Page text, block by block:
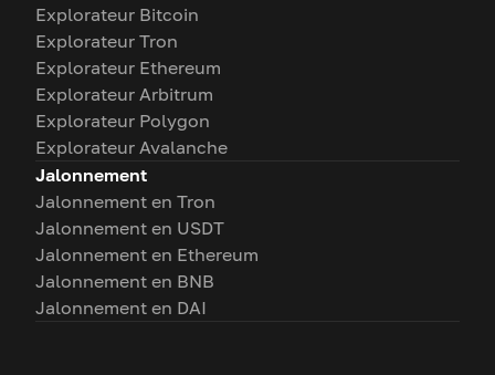
Explorateur Bitcoin
Explorateur Tron
Explorateur Ethereum
Explorateur Arbitrum
Explorateur Polygon
Explorateur Avalanche
Jalonnement
Jalonnement en Tron
Jalonnement en USDT
Jalonnement en Ethereum
Jalonnement en BNB
Jalonnement en DAI